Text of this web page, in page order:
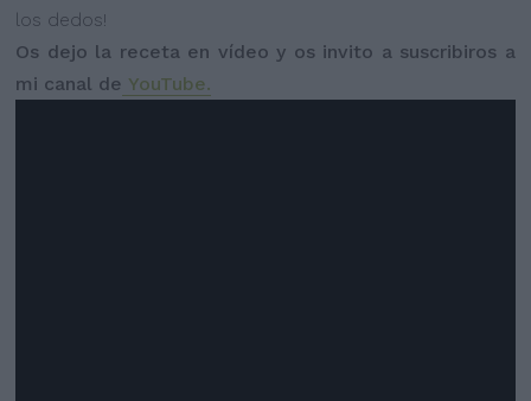
los dedos!
Os dejo la receta en vídeo y os invito a suscribiros a
mi canal de YouTube.